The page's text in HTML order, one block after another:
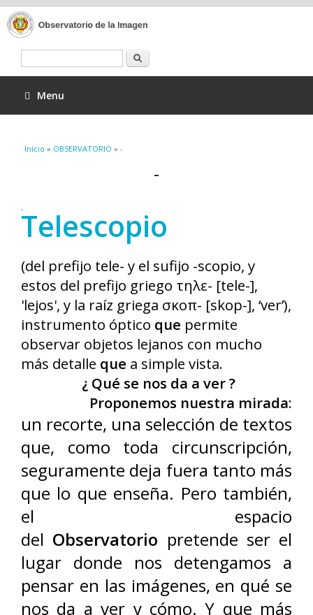
Menu
Se encuentra usted aquí
Inicio » OBSERVATORIO » -
-
.Telescopio
(del prefijo tele- y el sufijo -scopio, y
estos del prefijo griego τηλε- [tele-],
'lejos', y la raíz griega σκοπ- [skop-], ‘ver’),
instrumento óptico que permite
observar objetos lejanos con mucho
más detalle que a simple vista.
¿ Qué se nos da a ver ?
Proponemos nuestra mirada:
un recorte, una selección de textos
que, como toda circunscripción,
seguramente deja fuera tanto más
que lo que enseña. Pero también,
el espacio
del Observatorio pretende ser el
lugar donde nos detengamos a
pensar en las imágenes, en qué se
nos da a ver y cómo. Y que más